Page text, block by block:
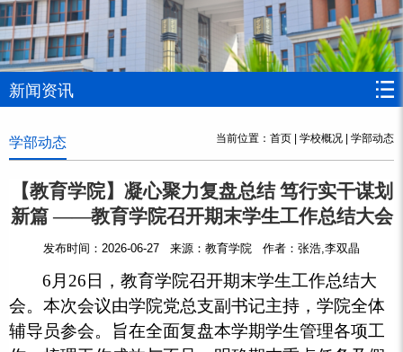
新闻资讯
学部动态 当前位置： 首页 | 学校概况 | 学部动态
【教育学院】凝心聚力复盘总结 笃行实干谋划
新篇 ——教育学院召开期末学生工作总结大会
发布时间：2026-06-27 来源：教育学院 作者：张浩,李双晶
6月26日，教育学院召开期末学生工作总结大
会。本次会议由学院党总支副书记主持，学院全体
辅导员参会。旨在全面复盘本学期学生管理各项工